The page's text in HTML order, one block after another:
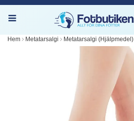
Hem Metatarsalgi Metatarsalgi (Hjälpmedel)